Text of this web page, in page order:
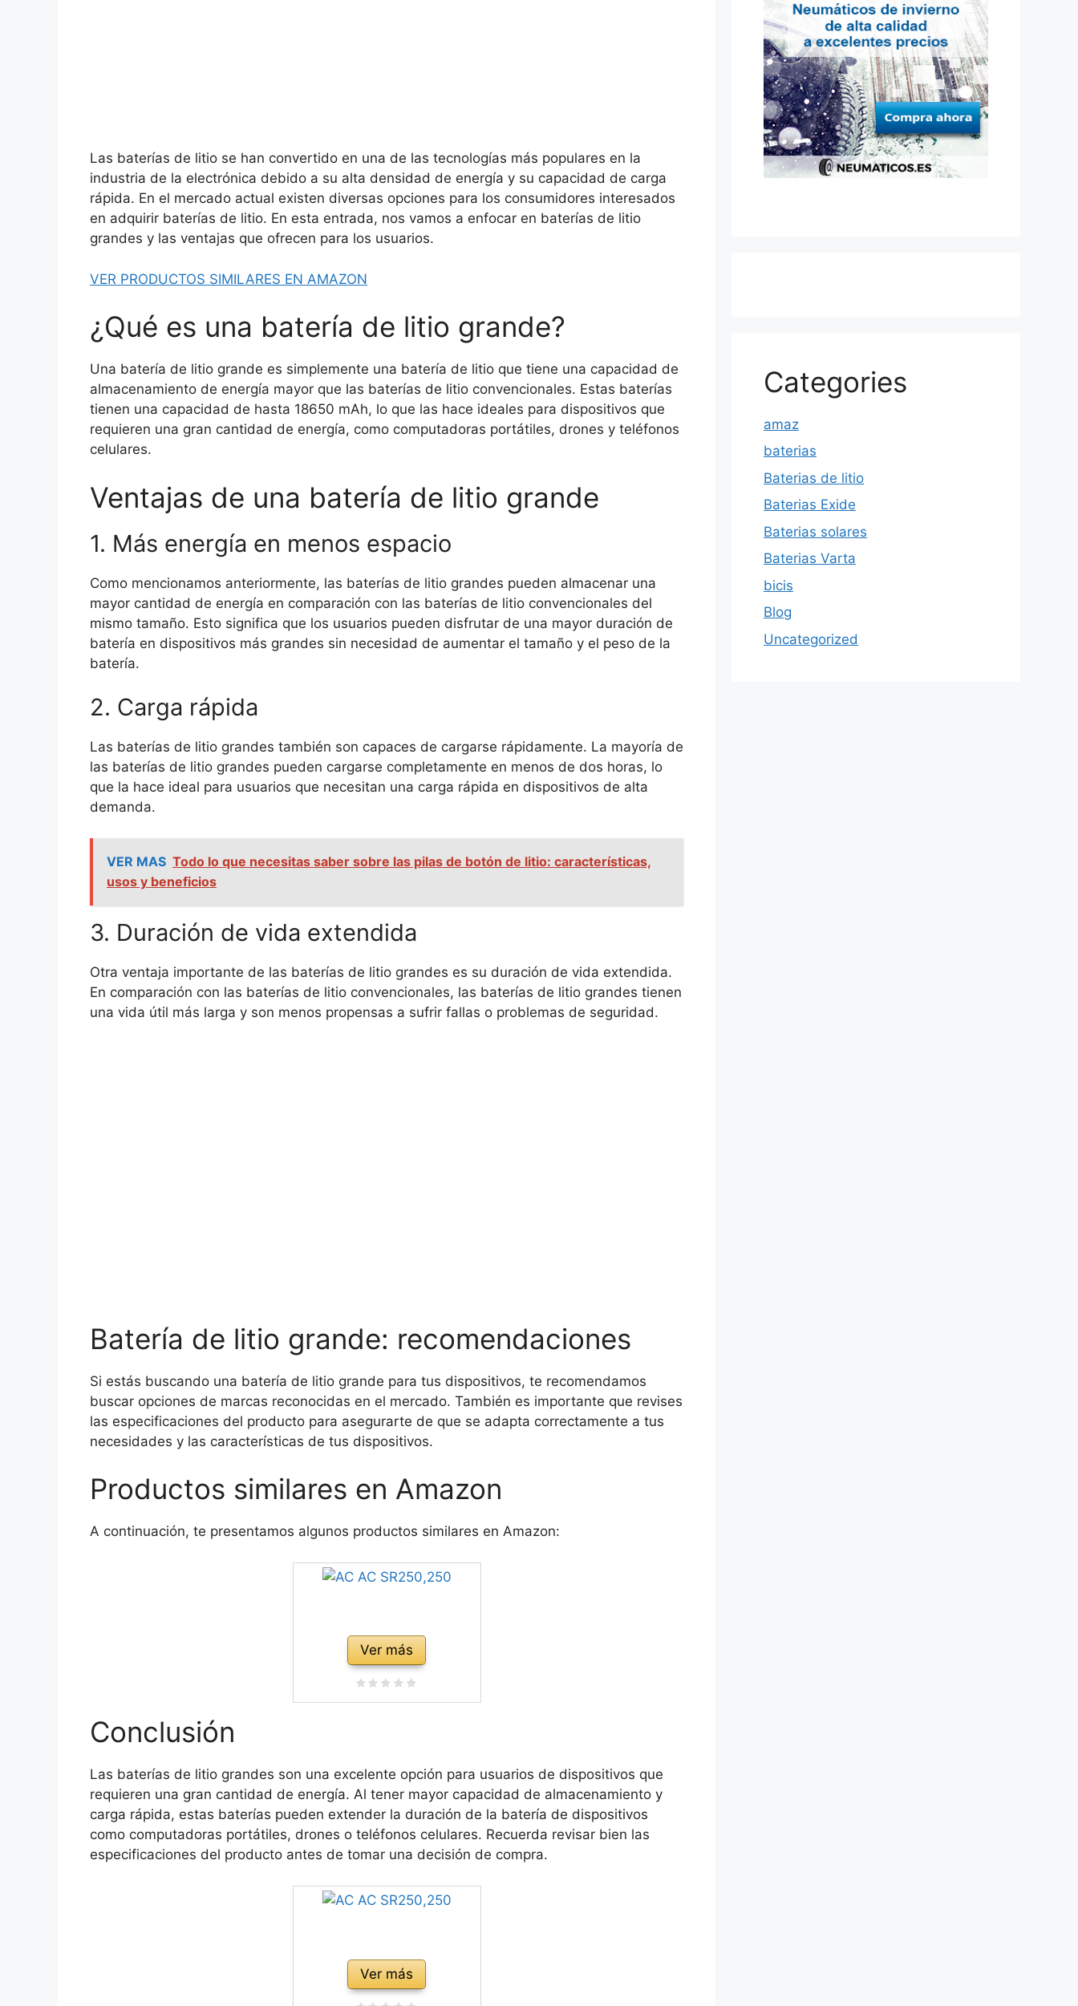
Las baterías de litio se han convertido en una de las tecnologías más populares en la
industria de la electrónica debido a su alta densidad de energía y su capacidad de carga
rápida. En el mercado actual existen diversas opciones para los consumidores interesados
en adquirir baterías de litio. En esta entrada, nos vamos a enfocar en baterías de litio
grandes y las ventajas que ofrecen para los usuarios.
VER PRODUCTOS SIMILARES EN AMAZON
¿Qué es una batería de litio grande?
Una batería de litio grande es simplemente una batería de litio que tiene una capacidad de
almacenamiento de energía mayor que las baterías de litio convencionales. Estas baterías
tienen una capacidad de hasta 18650 mAh, lo que las hace ideales para dispositivos que
requieren una gran cantidad de energía, como computadoras portátiles, drones y teléfonos
celulares.
Ventajas de una batería de litio grande
1. Más energía en menos espacio
Como mencionamos anteriormente, las baterías de litio grandes pueden almacenar una
mayor cantidad de energía en comparación con las baterías de litio convencionales del
mismo tamaño. Esto significa que los usuarios pueden disfrutar de una mayor duración de
batería en dispositivos más grandes sin necesidad de aumentar el tamaño y el peso de la
batería.
2. Carga rápida
Las baterías de litio grandes también son capaces de cargarse rápidamente. La mayoría de
las baterías de litio grandes pueden cargarse completamente en menos de dos horas, lo
que la hace ideal para usuarios que necesitan una carga rápida en dispositivos de alta
demanda.
VER MAS Todo lo que necesitas saber sobre las pilas de botón de litio: características,
usos y beneficios
3. Duración de vida extendida
Otra ventaja importante de las baterías de litio grandes es su duración de vida extendida.
En comparación con las baterías de litio convencionales, las baterías de litio grandes tienen
una vida útil más larga y son menos propensas a sufrir fallas o problemas de seguridad.
Batería de litio grande: recomendaciones
Si estás buscando una batería de litio grande para tus dispositivos, te recomendamos
buscar opciones de marcas reconocidas en el mercado. También es importante que revises
las especificaciones del producto para asegurarte de que se adapta correctamente a tus
necesidades y las características de tus dispositivos.
Productos similares en Amazon
A continuación, te presentamos algunos productos similares en Amazon:
Ver más
Conclusión
Las baterías de litio grandes son una excelente opción para usuarios de dispositivos que
requieren una gran cantidad de energía. Al tener mayor capacidad de almacenamiento y
carga rápida, estas baterías pueden extender la duración de la batería de dispositivos
como computadoras portátiles, drones o teléfonos celulares. Recuerda revisar bien las
especificaciones del producto antes de tomar una decisión de compra.
Ver más
Categories
amaz
baterias
Baterias de litio
Baterias Exide
Baterias solares
Baterias Varta
bicis
Blog
Uncategorized